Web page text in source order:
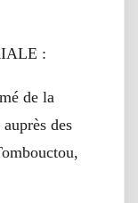
:
de la
des